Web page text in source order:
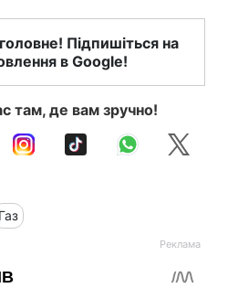
Підпишіться на
в Google!
там, де вам зручно!
Газ